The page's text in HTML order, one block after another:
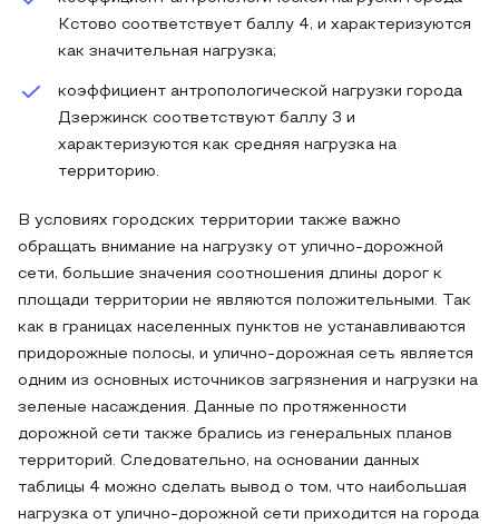
Кстово соответствует баллу 4, и характеризуются
как значительная нагрузка;
коэффициент антропологической нагрузки города
Дзержинск соответствуют баллу 3 и
характеризуются как средняя нагрузка на
территорию.
В условиях городских территории также важно
обращать внимание на нагрузку от улично-дорожной
сети, большие значения соотношения длины дорог к
площади территории не являются положительными. Так
как в границах населенных пунктов не устанавливаются
придорожные полосы, и улично-дорожная сеть является
одним из основных источников загрязнения и нагрузки на
зеленые насаждения. Данные по протяженности
дорожной сети также брались из генеральных планов
территорий. Следовательно, на основании данных
таблицы 4 можно сделать вывод о том, что наибольшая
нагрузка от улично-дорожной сети приходится на города